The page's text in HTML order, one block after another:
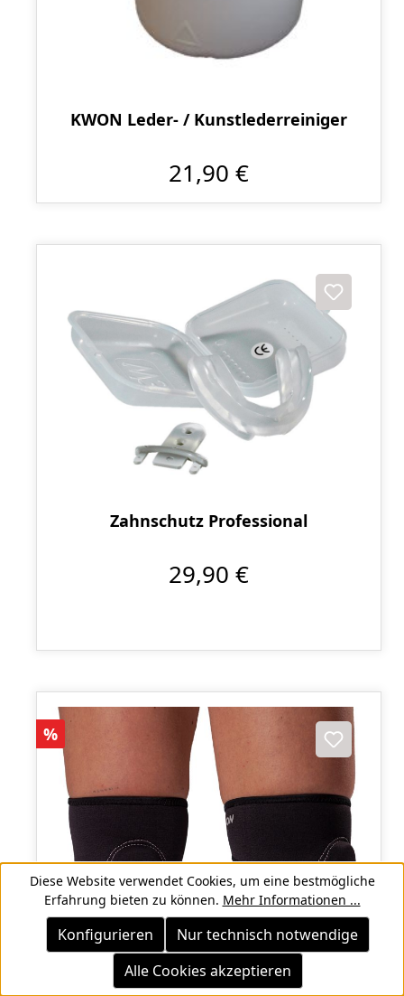
KWON Leder- / Kunstlederreiniger
21,90 €
Zahnschutz Professional
29,90 €
Rabatt
%
Diese Website verwendet Cookies, um eine bestmögliche
Erfahrung bieten zu können. Mehr Informationen ...
Nur technisch notwendige
Konfigurieren
Alle Cookies akzeptieren